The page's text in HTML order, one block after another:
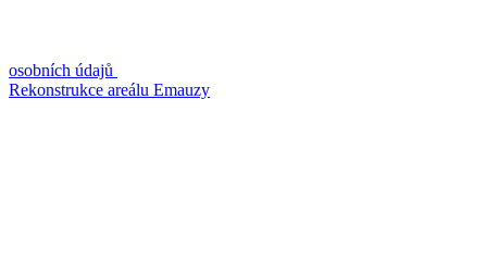
osobních údajů
Rekonstrukce areálu Emauzy